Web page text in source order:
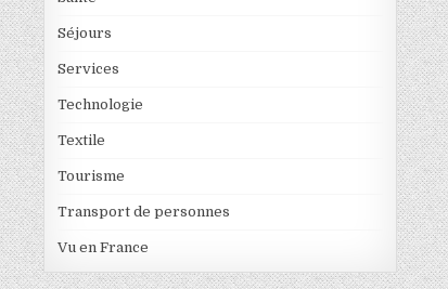
Séjours
Services
Technologie
Textile
Tourisme
Transport de personnes
Vu en France